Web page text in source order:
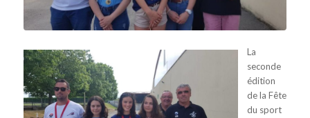
La
seconde
édition
de la Fête
du sport